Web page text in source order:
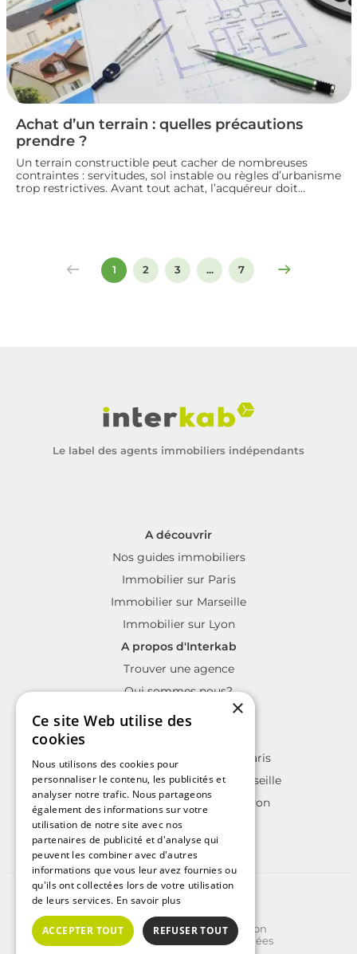
Achat d’un terrain : quelles précautions
prendre ?
Un terrain constructible peut cacher de nombreuses
contraintes : servitudes, sol instable ou règles d’urbanisme
trop restrictives. Avant tout achat, l’acquéreur doit
1 2 3 ... 7
Le label des agents immobiliers indépendants
A découvrir
Nos guides immobiliers
Immobilier sur Paris
Immobilier sur Marseille
Immobilier sur Lyon
A propos d'Interkab
Trouver une agence
Qui sommes nous?
La charte Interkab
Annonces immobilières sur Paris
Annonces immobilières sur Marseille
Annonces immobilières sur Lyon
©2025 | Tous droits réservés
Plan du site
Conditions Générales d'Utilisation
Politique de protection des données
×
Ce site Web utilise des
cookies
Nous utilisons des cookies pour
personnaliser le contenu, les publicités et
analyser notre trafic. Nous partageons
également des informations sur votre
utilisation de notre site avec nos
partenaires de publicité et d'analyse qui
peuvent les combiner avec d'autres
informations que vous leur avez fournies ou
qu'ils ont collectées lors de votre utilisation
de leurs services. En savoir plus
ACCEPTER TOUT REFUSER TOUT